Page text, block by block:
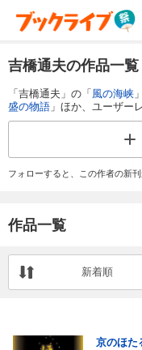
吉橋通夫の作品一覧
「吉橋通夫」の「風の海峡
盛の物語 」ほか、ユーザー
フォローすると、この作者の新
作品一覧
新着順
京のほ